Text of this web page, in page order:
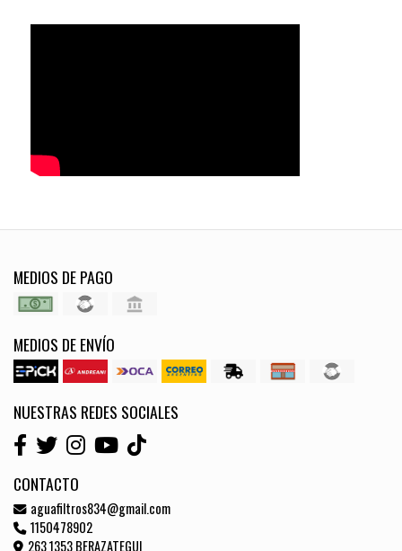
MEDIOS DE PAGO
MEDIOS DE ENVÍO
NUESTRAS REDES SOCIALES
CONTACTO
aguafiltros834@gmail.com
1150478902
263 1353 BERAZATEGUI